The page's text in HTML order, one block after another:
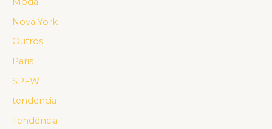
Nova York
Outros
Paris
SPFW
tendencia
Tendência